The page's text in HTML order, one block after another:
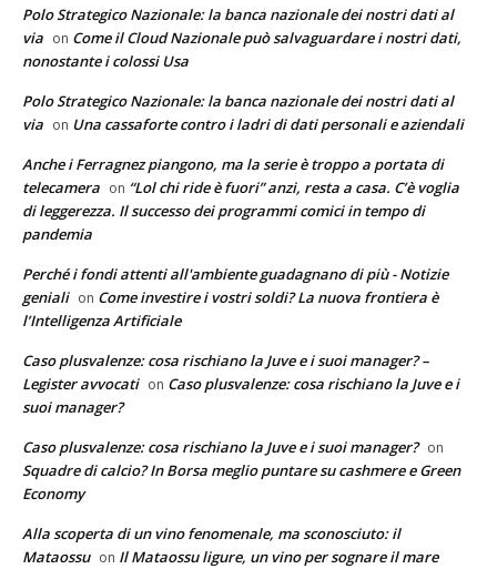
Polo Strategico Nazionale: la banca nazionale dei nostri dati al
via on Come il Cloud Nazionale può salvaguardare i nostri dati,
nonostante i colossi Usa
Polo Strategico Nazionale: la banca nazionale dei nostri dati al
via on Una cassaforte contro i ladri di dati personali e aziendali
Anche i Ferragnez piangono, ma la serie è troppo a portata di
telecamera on “Lol chi ride è fuori” anzi, resta a casa. C’è voglia
di leggerezza. Il successo dei programmi comici in tempo di
pandemia
Perché i fondi attenti all'ambiente guadagnano di più - Notizie
geniali on Come investire i vostri soldi? La nuova frontiera è
l’Intelligenza Artificiale
Caso plusvalenze: cosa rischiano la Juve e i suoi manager? –
Legister avvocati on Caso plusvalenze: cosa rischiano la Juve e i
suoi manager?
Caso plusvalenze: cosa rischiano la Juve e i suoi manager? on
Squadre di calcio? In Borsa meglio puntare su cashmere e Green
Economy
Alla scoperta di un vino fenomenale, ma sconosciuto: il
Mataossu on Il Mataossu ligure, un vino per sognare il mare